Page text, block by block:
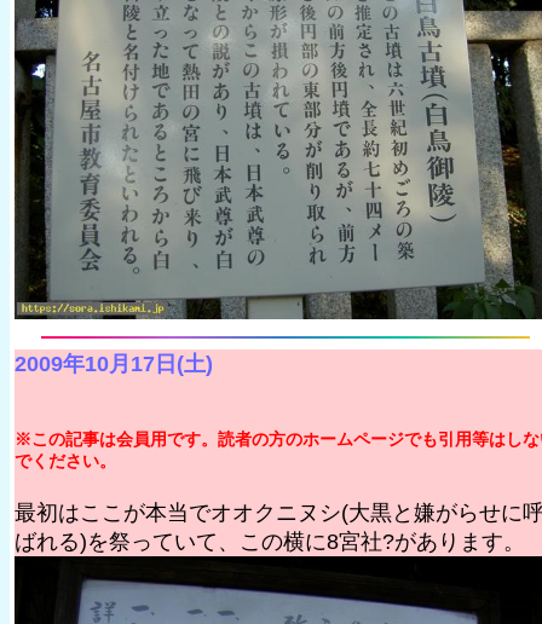
2009年10月17日(土)
※この記事は会員用です。読者の方のホームページでも引用等はし
でください。
最初はここが本当でオオクニヌシ(大黒と嫌がらせに
ばれる)を祭っていて、この横に8宮社?があります。